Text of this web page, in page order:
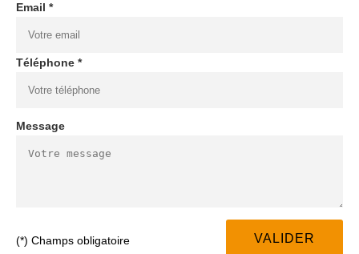
Email *
Téléphone *
Message
(*) Champs obligatoire